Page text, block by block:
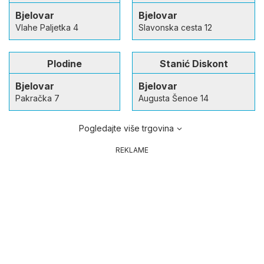
Bjelovar
Vlahe Paljetka 4
Bjelovar
Slavonska cesta 12
Plodine
Bjelovar
Pakračka 7
Stanić Diskont
Bjelovar
Augusta Šenoe 14
Pogledajte više trgovina
REKLAME